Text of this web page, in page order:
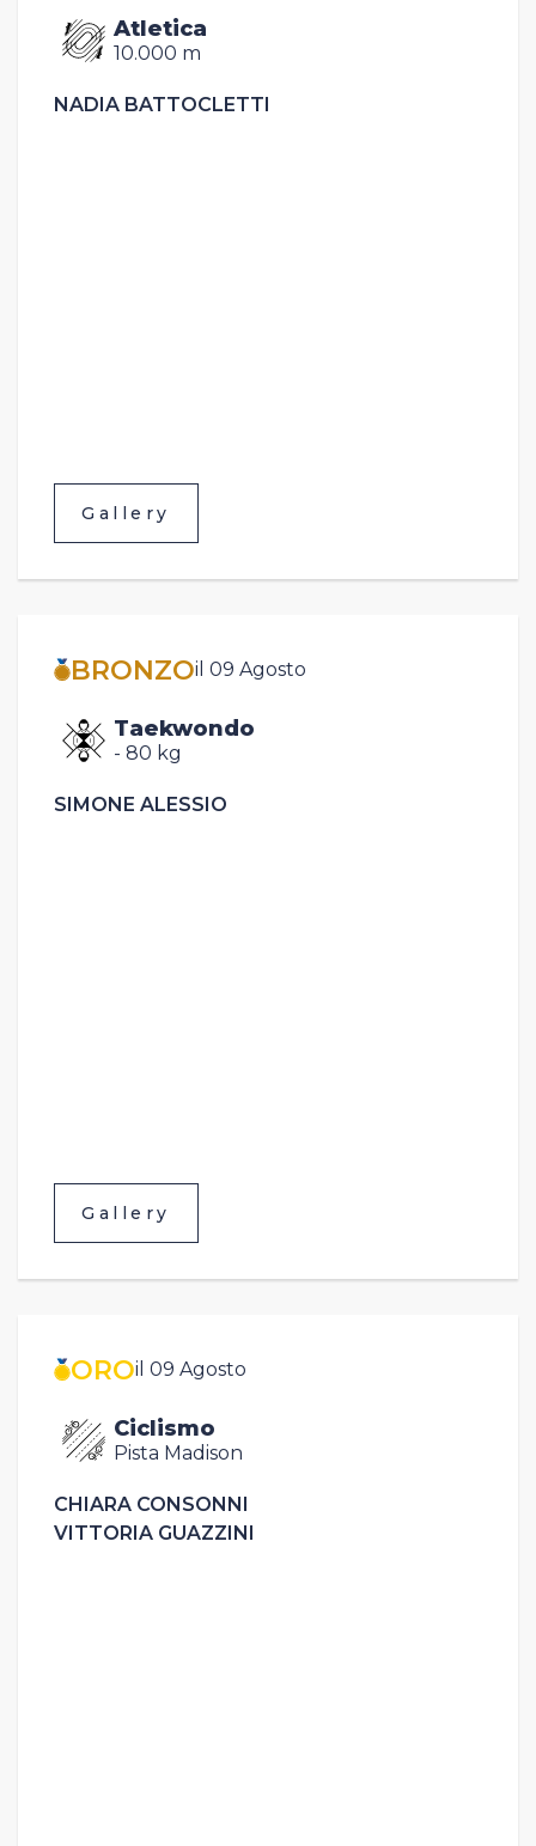
Atletica
10.000 m
NADIA BATTOCLETTI
Gallery
BRONZOil 09 Agosto
Taekwondo
- 80 kg
SIMONE ALESSIO
Gallery
OROil 09 Agosto
Ciclismo
Pista Madison
CHIARA CONSONNI
VITTORIA GUAZZINI